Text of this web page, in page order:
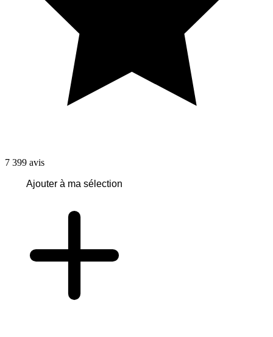
7 399 avis
Ajouter à ma sélection